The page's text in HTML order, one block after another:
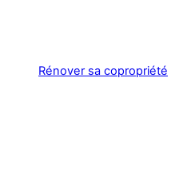
Rénover sa copropriété